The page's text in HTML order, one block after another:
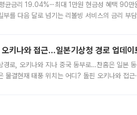
균금리 19.04%⋯최대 1만원 현금성 혜택 90
부를 다음 달로 넘기는 리볼빙 서비스의 금리 부
키나와 접근…일본기상청 경로 업데이
경로, 오키나와 지나 중국 동부로…찬홈은 일본
물결현재 태풍 위치는 어디? 돌핀 오키나와 접근